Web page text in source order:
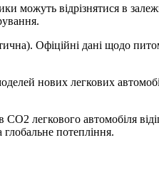
можуть відрізнятися в
Офіційні дані щодо
нових легкових
легкового автомобіля
потепління.